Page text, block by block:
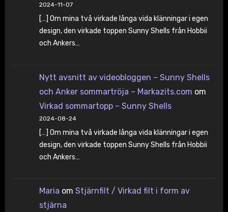
2024-11-07
[…] Om mina två virkade långa vida klänningar i egen
design, den virkade toppen Sunny Shells från Hobbii
och Ankers…
Nytt avsnitt av videobloggen – Sunny Shells
och Anker sommartröja – Markazits.com om
Virkad sommartopp – Sunny Shells
2024-08-24
[…] Om mina två virkade långa vida klänningar i egen
design, den virkade toppen Sunny Shells från Hobbii
och Ankers…
Maria om Stjärnfilt / Virkad filt i form av
stjärna